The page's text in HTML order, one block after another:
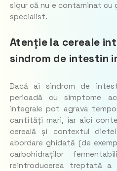
sigur că nu e contaminat cu
specialist.
Atenție la cereale
sindrom de intestin
Dacă ai sindrom de
perioadă cu simptome
integrale pot agrava
cantități mari, iar aici
cereală și contextul
abordare ghidată (de
carbohidraților
reintroducerea treptată a